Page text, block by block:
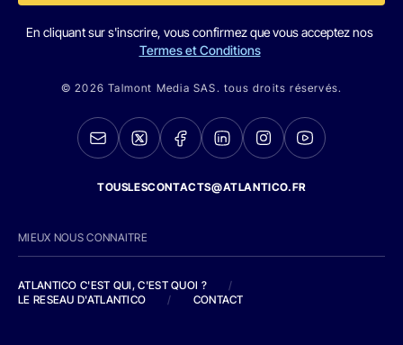
En cliquant sur s'inscrire, vous confirmez que vous acceptez nos
Termes et Conditions
© 2026 Talmont Media SAS. tous droits réservés.
TOUSLESCONTACTS@ATLANTICO.FR
MIEUX NOUS CONNAITRE
ATLANTICO C'EST QUI, C'EST QUOI ?
/
LE RESEAU D'ATLANTICO
/ CONTACT